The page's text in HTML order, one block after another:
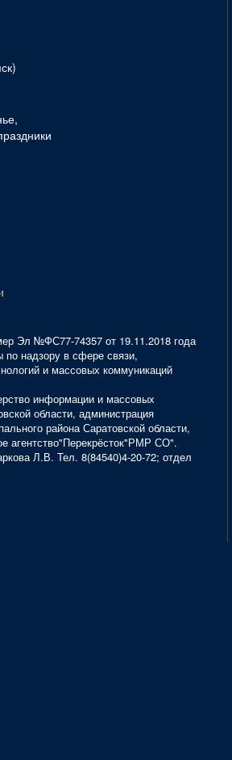
Эл №ФС77-74357 от 19.11.2018 года
надзору в сфере связи,
и массовых коммуникаций
информации и массовых
области, администрация
района Саратовской области,
агентство"Перекрёсток"РМР СО".
Л.В. Тел. 8(84540)4-20-72; отдел